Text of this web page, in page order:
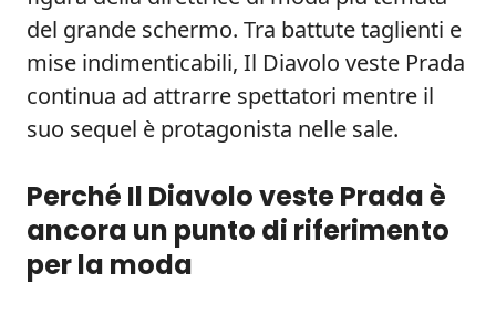
del grande schermo. Tra battute taglienti e
mise indimenticabili, Il Diavolo veste Prada
continua ad attrarre spettatori mentre il
suo sequel è protagonista nelle sale.
Perché Il Diavolo veste Prada è
ancora un punto di riferimento
per la moda